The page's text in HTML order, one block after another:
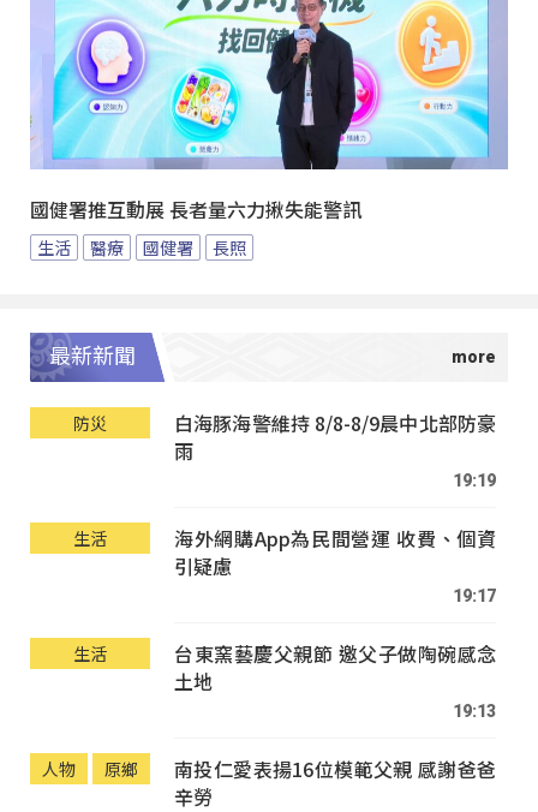
國健署推互動展 長者量六力揪失能警訊
生活 醫療 國健署 長照
最新新聞
防災
白海豚海警維持 8/8-8/9晨中北部防豪
雨
19:19
生活
海外網購App為民間營運 收費、個資
引疑慮
19:17
生活
台東窯藝慶父親節 邀父子做陶碗感念
土地
19:13
人物 原鄉
南投仁愛表揚16位模範父親 感謝爸爸
辛勞